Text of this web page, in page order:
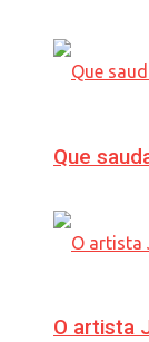
Que
O artista